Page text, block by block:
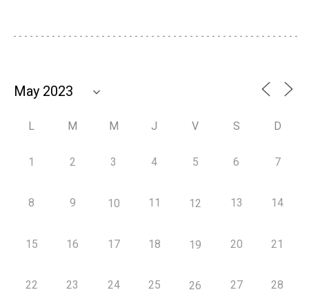
L M M J V S D
1 2 3 4 5 6 7
8 9 10 11 12 13 14
15 16 17 18 19 20 21
22 23 24 25 26 27 28